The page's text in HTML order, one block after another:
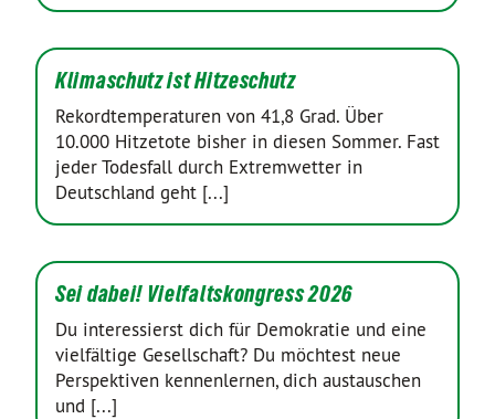
Klimaschutz ist Hitzeschutz
Rekordtemperaturen von 41,8 Grad. Über
10.000 Hitzetote bisher in diesen Sommer. Fast
jeder Todesfall durch Extremwetter in
Deutschland geht [...]
Sei dabei! Vielfaltskongress 2026
Du interessierst dich für Demokratie und eine
vielfältige Gesellschaft? Du möchtest neue
Perspektiven kennenlernen, dich austauschen
und [...]